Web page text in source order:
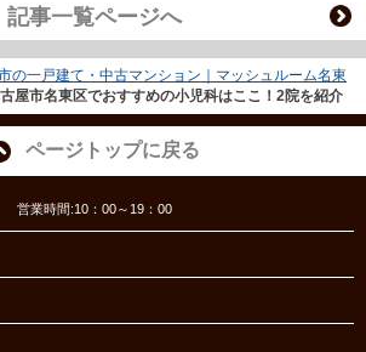
記事一覧ページへ
の一戸建て・中古マンション｜マッシュルーム名東
屋市名東区でおすすめの小児科はここ！2院を紹介
ページトップに戻る
営業時間:10：00～19：00